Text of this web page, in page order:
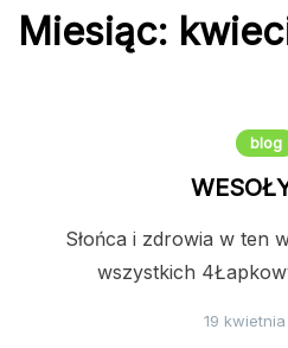
Miesiąc:
blog
Słońca i zdrowia w ten
wszystkich
19